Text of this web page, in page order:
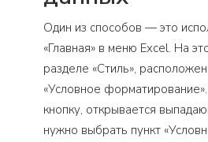
Один из способов — это
«Главная» в меню Excel. На
разделе «Стиль»,
«Условное
кнопку, открывается
нужно выбрать пункт